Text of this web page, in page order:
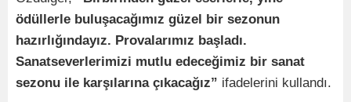
ödüllerle buluşacağımız güzel bir sezonun
hazırlığındayız. Provalarımız başladı.
Sanatseverlerimizi mutlu edeceğimiz bir sanat
sezonu ile karşılarına çıkacağız” ifadelerini kullandı.